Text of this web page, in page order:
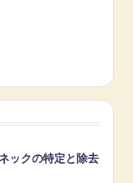
ックの特定と除去